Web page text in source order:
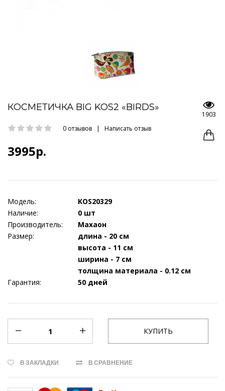
КОСМЕТИЧКА BIG KOS2 «BIRDS»
0 отзывов | Написать отзыв
3995р.
1903
Модель:
KOS20329
Наличие:
0 шт
Производитель:
Махаон
Размер:
длина - 20 см
высота - 11 см
ширина - 7 см
толщина материала - 0.12 см
Гарантия:
50 дней
В ЗАКЛАДКИ В СРАВНЕНИЕ